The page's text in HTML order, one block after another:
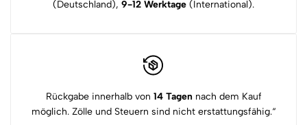
(Deutschland), 9-12 Werktage (International).
Rückgabe innerhalb von 14 Tagennach dem Kauf
möglich. Zölle und Steuern sind nicht erstattungsfähig.“